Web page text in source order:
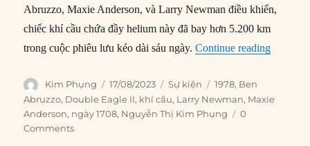
Abruzzo, Maxie Anderson, và Larry Newman điều khiển,
chiếc khí cầu chứa đầy helium này đã bay hơn 5.200 km
trong cuộc phiêu lưu kéo dài sáu ngày.Continue reading“17/08/
Author
Kim Phụng
Posted
on
17/08/2023 Categories
Sự kiện Tags
1978, Ben
Abruzzo, Double Eagle II, khí cầu, Larry Newman, Maxie
Anderson, ngày 1708, Nguyễn Thị Kim Phụng
0
Comments